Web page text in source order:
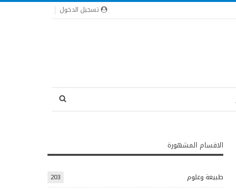
تسجيل الدخول
الاقسام المشهورة
طبيعة وعلوم
203